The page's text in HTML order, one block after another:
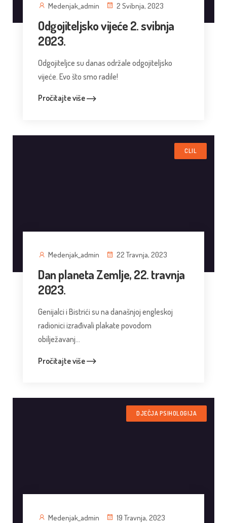
Medenjak_admin 2 Svibnja, 2023
Odgojiteljsko vijeće 2. svibnja
2023.
Odgojiteljce su danas održale odgojiteljsko
vijeće. Evo što smo radile!
Pročitajte više
CLIL
Medenjak_admin 22 Travnja, 2023
Dan planeta Zemlje, 22. travnja
2023.
Genijalci i Bistrići su na današnjoj engleskoj
radionici izrađivali plakate povodom
obilježavanj...
Pročitajte više
DJEČJA PSIHOLOGIJA
Medenjak_admin 19 Travnja, 2023